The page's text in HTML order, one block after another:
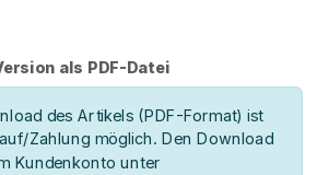
als PDF-Datei
des Artikels (PDF-Format) ist
Zahlung möglich. Den Download
Kundenkonto unter